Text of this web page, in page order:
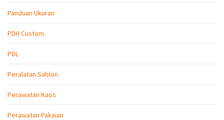
Panduan Ukuran
PDH Custom
PDL
Peralatan Sablon
Perawatan Kaos
Perawatan Pakaian